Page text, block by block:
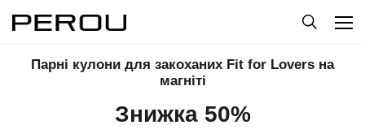
Парні кулони для закоханих Fit for Lovers на
магніті
Знижка 50%